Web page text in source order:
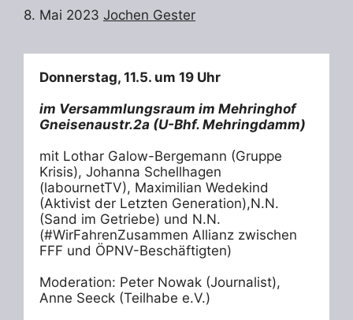
8. Mai 2023 Jochen Gester
Donnerstag, 11.5. um 19 Uhr
im Versammlungsraum im Mehringhof
Gneisenaustr.2a (U-Bhf. Mehringdamm)
mit Lothar Galow-Bergemann (Gruppe
Krisis), Johanna Schellhagen
(labournetTV), Maximilian Wedekind
(Aktivist der Letzten Generation),N.N.
(Sand im Getriebe) und N.N.
(#WirFahrenZusammen Allianz zwischen
FFF und ÖPNV-Beschäftigten)
Moderation: Peter Nowak (Journalist),
Anne Seeck (Teilhabe e.V.)